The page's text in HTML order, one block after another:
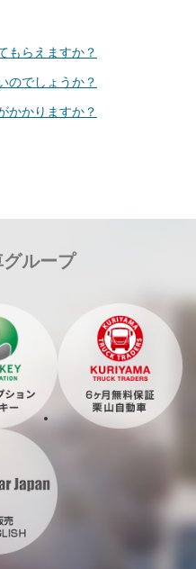
もらえますか？
のでしょうか？
かかりますか？
ループ